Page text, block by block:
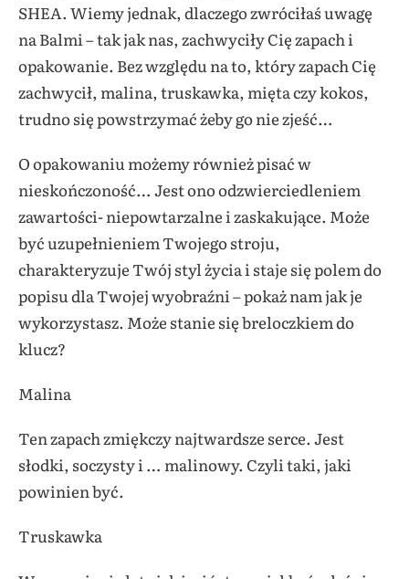
SHEA. Wiemy jednak, dlaczego zwróciłaś uwagę
na Balmi – tak jak nas, zachwyciły Cię zapach i
opakowanie. Bez względu na to, który zapach Cię
zachwycił, malina, truskawka, mięta czy kokos,
trudno się powstrzymać żeby go nie zjeść…
O opakowaniu możemy również pisać w
nieskończoność… Jest ono odzwierciedleniem
zawartości- niepowtarzalne i zaskakujące. Może
być uzupełnieniem Twojego stroju,
charakteryzuje Twój styl życia i staje się polem do
popisu dla Twojej wyobraźni – pokaż nam jak je
wykorzystasz. Może stanie się breloczkiem do
klucz?
Malina
Ten zapach zmiękczy najtwardsze serce. Jest
słodki, soczysty i … malinowy. Czyli taki, jaki
powinien być.
Truskawka